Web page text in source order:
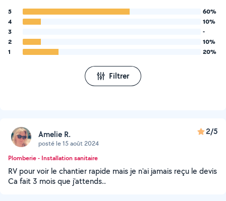
5
60%
4
10%
3
-
2
10%
1
20%
Filtrer
Amelie R.
posté le 15 août 2024
2/5
Plomberie - Installation sanitaire
RV pour voir le chantier rapide mais je n'ai jamais reçu le devis
Ca fait 3 mois que j'attends..